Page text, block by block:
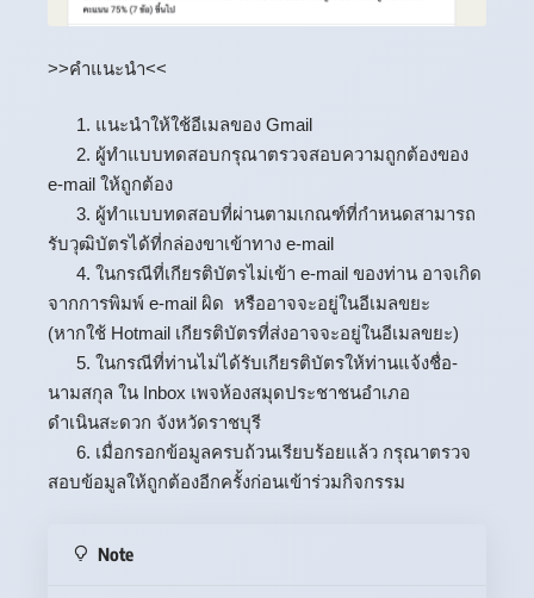
>>คำแนะนำ<<
1. แนะนำให้ใช้อีเมลของ Gmail
2. ผู้ทำแบบทดสอบกรุณาตรวจสอบความถูกต้องของ
e-mail ให้ถูกต้อง
3. ผู้ทำแบบทดสอบที่ผ่านตามเกณฑ์ที่กำหนดสามารถ
รับวุฒิบัตรได้ที่กล่องขาเข้าทาง e-mail
4. ในกรณีที่เกียรติบัตรไม่เข้า e-mail ของท่าน อาจเกิด
จากการพิมพ์ e-mail ผิด หรืออาจจะอยู่ในอีเมลขยะ
(หากใช้ Hotmail เกียรติบัตรที่ส่งอาจจะอยู่ในอีเมลขยะ)
5. ในกรณีที่ท่านไม่ได้รับเกียรติบัตรให้ท่านแจ้งชื่อ-
นามสกุล ใน Inbox เพจห้องสมุดประชาชนอำเภอ
ดำเนินสะดวก จังหวัดราชบุรี
6. เมื่อกรอกข้อมูลครบถ้วนเรียบร้อยแล้ว กรุณาตรวจ
สอบข้อมูลให้ถูกต้องอีกครั้งก่อนเข้าร่วมกิจกรรม
Note